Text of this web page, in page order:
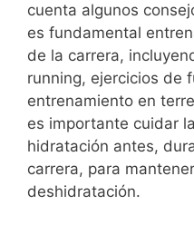
cuenta algunos
es fundamental
de la carrera,
running, ejercicios de
entrenamiento en
es importante ⁣cuidar
hidratación‌ antes,
carrera, para
deshidratación.